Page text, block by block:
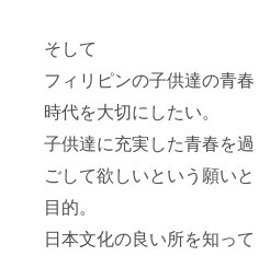
そして
フィリピンの子供達の青春
時代を大切にしたい。
子供達に充実した青春を過
ごして欲しいという願いと
目的。
日本文化の良い所を知って